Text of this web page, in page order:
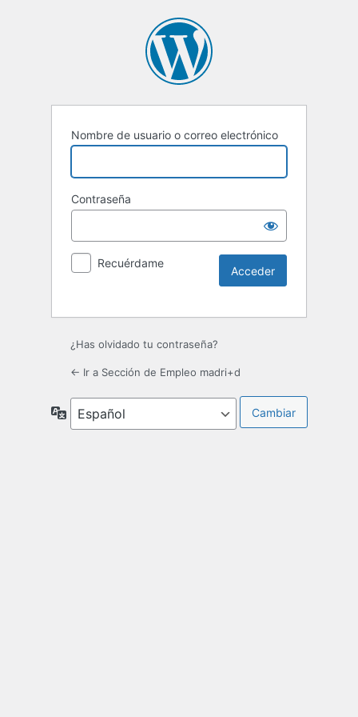
Nombre de usuario o correo electrónico
Contraseña
Recuérdame
¿Has olvidado tu contraseña?
← Ir a Sección de Empleo madri+d
Idioma